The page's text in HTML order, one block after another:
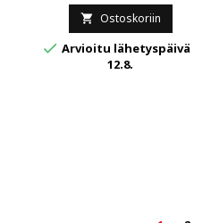
 Ostoskoriin
 Arvioitu lähetyspäivä
12.8.